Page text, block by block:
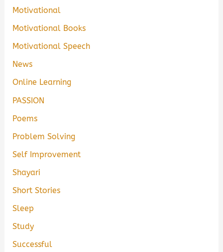
Motivational
Motivational Books
Motivational Speech
News
Online Learning
PASSION
Poems
Problem Solving
Self Improvement
Shayari
Short Stories
Sleep
Study
Successful